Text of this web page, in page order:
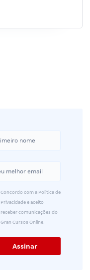
Concordo com a Política de
Privacidade e aceito
receber comunicações do
Gran Cursos Online.